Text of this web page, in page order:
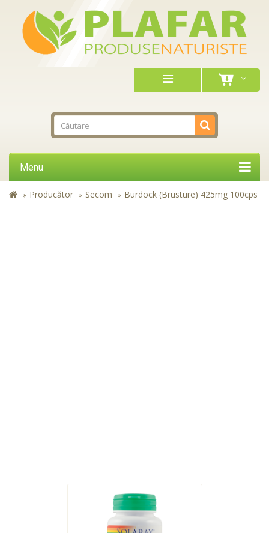
Menu
Producător Secom Burdock (Brusture) 425mg 100cps